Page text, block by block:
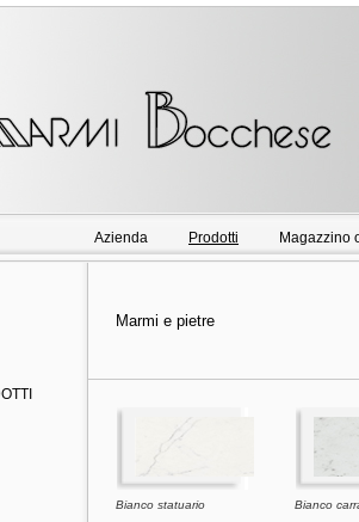
Azienda Prodotti Magazzino
Marmi e pietre
Bianco statuario Bianco